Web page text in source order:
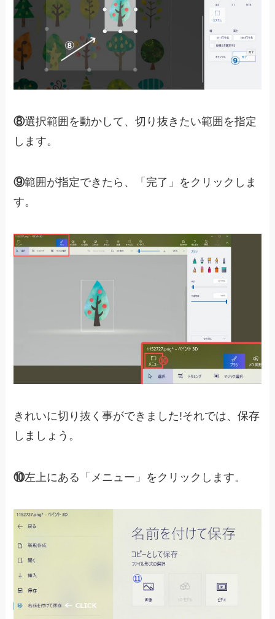
⑧選択範囲を動かして、切り抜きたい範囲を指定
します。
⑨範囲が指定できたら、「完了」をクリックしま
す。
きれいに切り抜く事ができました!それでは、保存
しましょう。
⑩左上にある「メニュー」をクリックします。